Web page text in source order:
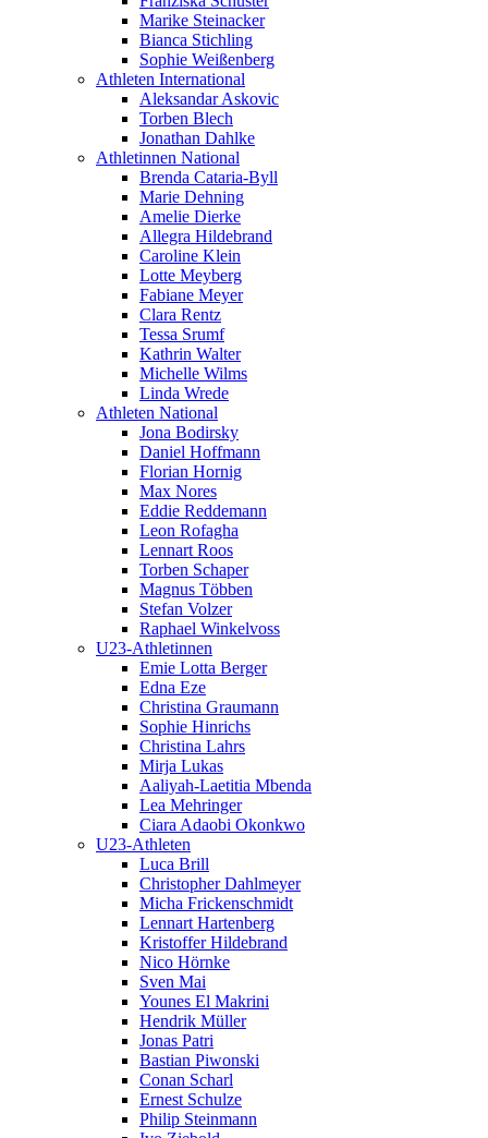
Marike Steinacker
Bianca Stichling
Sophie Weißenberg
Athleten International
Aleksandar Askovic
Torben Blech
Jonathan Dahlke
Athletinnen National
Brenda Cataria-Byll
Marie Dehning
Amelie Dierke
Allegra Hildebrand
Caroline Klein
Lotte Meyberg
Fabiane Meyer
Clara Rentz
Tessa Srumf
Kathrin Walter
Michelle Wilms
Linda Wrede
Athleten National
Jona Bodirsky
Daniel Hoffmann
Florian Hornig
Max Nores
Eddie Reddemann
Leon Rofagha
Lennart Roos
Torben Schaper
Magnus Többen
Stefan Volzer
Raphael Winkelvoss
U23-Athletinnen
Emie Lotta Berger
Edna Eze
Christina Graumann
Sophie Hinrichs
Christina Lahrs
Mirja Lukas
Aaliyah-Laetitia Mbenda
Lea Mehringer
Ciara Adaobi Okonkwo
U23-Athleten
Luca Brill
Christopher Dahlmeyer
Micha Frickenschmidt
Lennart Hartenberg
Kristoffer Hildebrand
Nico Hörnke
Sven Mai
Younes El Makrini
Hendrik Müller
Jonas Patri
Bastian Piwonski
Conan Scharl
Ernest Schulze
Philip Steinmann